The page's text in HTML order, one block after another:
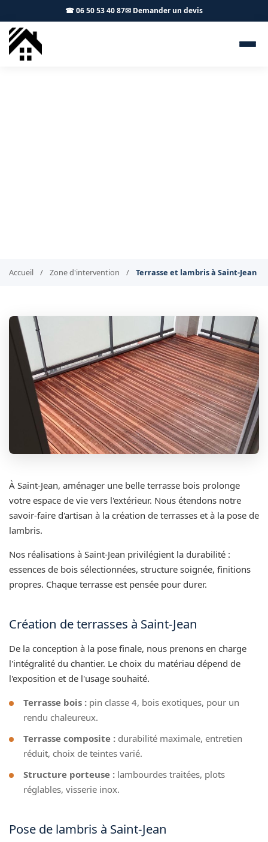
☎ 06 50 53 40 87✉ Demander un devis
Accueil / Zone d'intervention / Terrasse et lambris à Saint-Jean
À Saint-Jean, aménager une belle terrasse bois prolonge
votre espace de vie vers l'extérieur. Nous étendons notre
savoir-faire d'artisan à la création de terrasses et à la pose de
lambris.
Nos réalisations à Saint-Jean privilégient la durabilité :
essences de bois sélectionnées, structure soignée, finitions
propres. Chaque terrasse est pensée pour durer.
Création de terrasses à Saint-Jean
De la conception à la pose finale, nous prenons en charge
l'intégralité du chantier. Le choix du matériau dépend de
l'exposition et de l'usage souhaité.
Terrasse bois : pin classe 4, bois exotiques, pour un
rendu chaleureux.
Terrasse composite : durabilité maximale, entretien
réduit, choix de teintes varié.
Structure porteuse : lambourdes traitées, plots
réglables, visserie inox.
Pose de lambris à Saint-Jean